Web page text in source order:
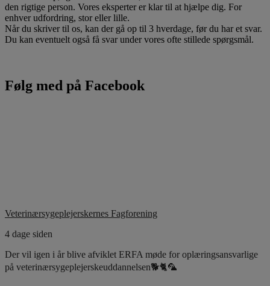
den rigtige person. Vores eksperter er klar til at hjælpe dig. For
enhver udfordring, stor eller lille.
Når du skriver til os, kan der gå op til 3 hverdage, før du har et svar.
Du kan eventuelt også få svar under vores ofte stillede spørgsmål.
Følg med på Facebook
Veterinærsygeplejerskernes Fagforening
4 dage siden
Der vil igen i år blive afviklet ERFA møde for oplæringsansvarlige
på veterinærsygeplejerskeuddannelsen🐕🐈🦜